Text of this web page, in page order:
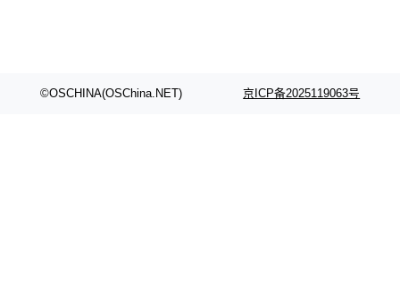
©OSCHINA(OSChina.NET) 京ICP备2025119063号